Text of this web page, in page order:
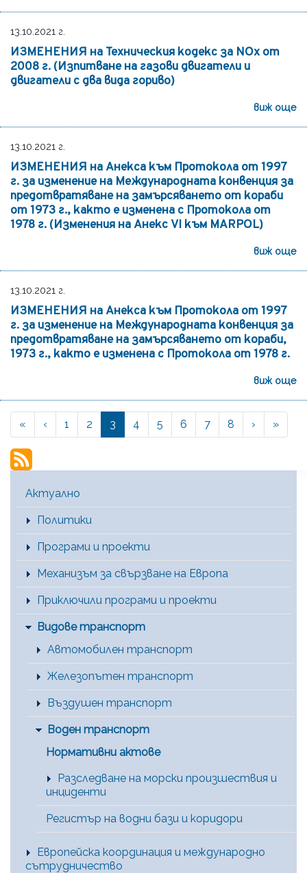
13.10.2021 г.
ИЗМЕНЕНИЯ на Техническия кодекс за NOх от
2008 г. (Изпитване на газови двигатели и
двигатели с два вида гориво)
виж още
13.10.2021 г.
ИЗМЕНЕНИЯ на Анекса към Протокола от 1997
г. за изменение на Международната конвенция за
предотвратяване на замърсяването от кораби
от 1973 г., както е изменена с Протокола от
1978 г. (Изменения на Анекс VI към MARPOL)
виж още
13.10.2021 г.
ИЗМЕНЕНИЯ на Анекса към Протокола от 1997
г. за изменение на Международната конвенция за
предотвратяване на замърсяването от кораби,
1973 г., както е изменена с Протокола от 1978 г.
виж още
Pagination
« « First
‹ Page
1 Page
2
Current
page
3 Page
4 Page
5 Page
6 Page
7 Page
8 › »Last
Main Menu [BG]
Актуално
Политики
Програми и проекти
Механизъм за свързване на Европа
Приключили програми и проекти
Видове транспорт
Автомобилен транспорт
Железопътен транспорт
Въздушен транспорт
Воден транспорт
Нормативни актове
Разследване на морски произшествия и
инциденти
Регистър на водни бази и коридори
Европейска координация и международно
сътрудничество